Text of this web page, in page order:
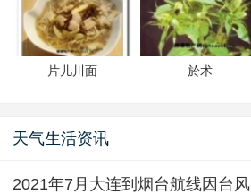
片儿川面 於术
天气生活资讯
2021年7月大连到烟台航线因台风